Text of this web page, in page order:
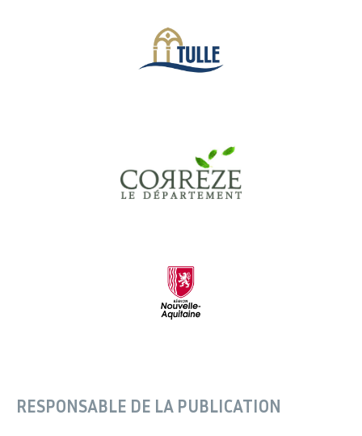
RESPONSABLE DE LA PUBLICATION